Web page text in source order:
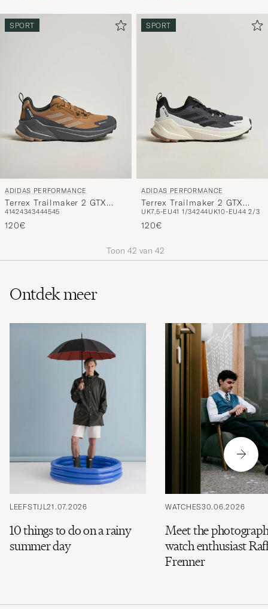
SPORT
ADIDAS PERFORMANCE
Terrex Trailmaker 2 GTX
Trail Sneaker Brown/Black
41424343444545
120€
SPORT
ADIDAS PERFORMANCE
Terrex Trailmaker 2 GTX
White/Black
UK7,5-EU41 1/34244UK10-EU44 2/3
120€
Toon 42 van 42
Ontdek meer
LEEFSTIJL21.07.2026
10 things to do on a rainy
summer day
WATCHES30.06.2026
Meet the
watch enthusiast
Frenner